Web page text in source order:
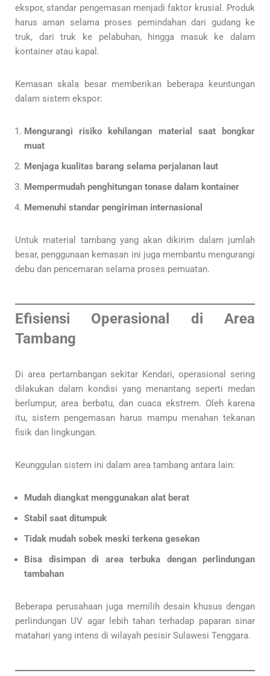
ekspor, standar pengemasan menjadi faktor krusial. Produk
harus aman selama proses pemindahan dari gudang ke
truk, dari truk ke pelabuhan, hingga masuk ke dalam
kontainer atau kapal.
Kemasan skala besar memberikan beberapa keuntungan
dalam sistem ekspor:
Mengurangi risiko kehilangan material saat bongkar
muat
Menjaga kualitas barang selama perjalanan laut
Mempermudah penghitungan tonase dalam kontainer
Memenuhi standar pengiriman internasional
Untuk material tambang yang akan dikirim dalam jumlah
besar, penggunaan kemasan ini juga membantu mengurangi
debu dan pencemaran selama proses pemuatan.
Efisiensi Operasional di Area
Tambang
Di area pertambangan sekitar Kendari, operasional sering
dilakukan dalam kondisi yang menantang seperti medan
berlumpur, area berbatu, dan cuaca ekstrem. Oleh karena
itu, sistem pengemasan harus mampu menahan tekanan
fisik dan lingkungan.
Keunggulan sistem ini dalam area tambang antara lain:
Mudah diangkat menggunakan alat berat
Stabil saat ditumpuk
Tidak mudah sobek meski terkena gesekan
Bisa disimpan di area terbuka dengan perlindungan
tambahan
Beberapa perusahaan juga memilih desain khusus dengan
perlindungan UV agar lebih tahan terhadap paparan sinar
matahari yang intens di wilayah pesisir Sulawesi Tenggara.